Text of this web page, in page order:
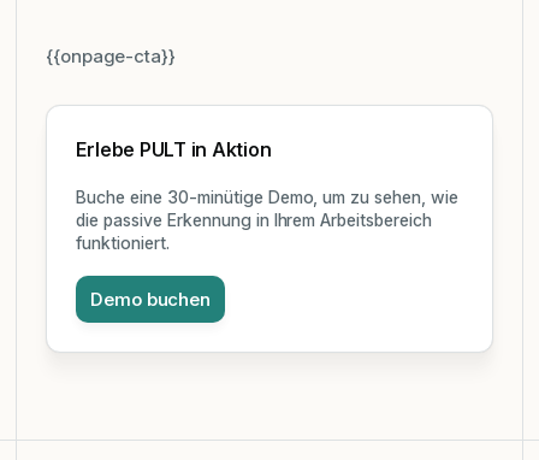
{{onpage-cta}}
Erlebe PULT in Aktion
Buche eine 30-minütige Demo, um zu sehen, wie
die passive Erkennung in Ihrem Arbeitsbereich
funktioniert.
Demo buchen